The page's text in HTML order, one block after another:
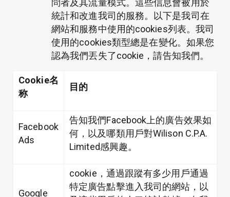
問者及其流量模式。這些信息會被用於
統計和改進我司的服務。以下是我司在
網站和服務中使用的cookies列表。我司
使用的cookies類型總是在變化。如果您
認為我們丟失了cookie，請告知我們。
Cookie名
称
目的
Facebook
Ads
告知我們Facebook上的廣告效果如
何，以及哪類用戶對Wilison C.P.A.
Limited感興趣。
Google
cookie，通過跟蹤有多少用戶通過
特定廣告點擊進入我司的網站，以